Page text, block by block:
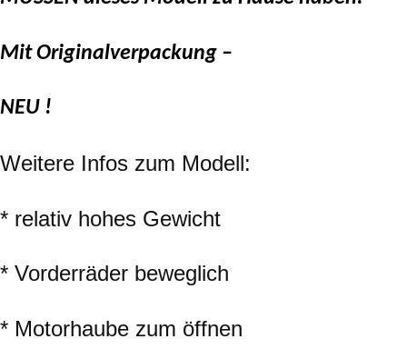
Mit Originalverpackung –
NEU !
Weitere Infos zum Modell:
* relativ hohes Gewicht
* Vorderräder beweglich
* Motorhaube zum öffnen